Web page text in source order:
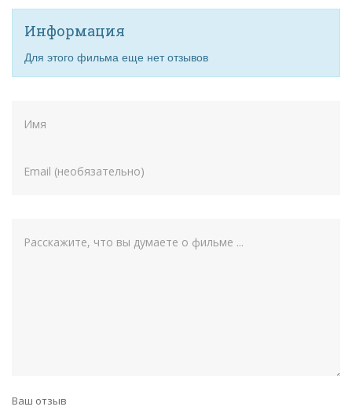
Информация
Для этого фильма еще нет отзывов
Ваш отзыв